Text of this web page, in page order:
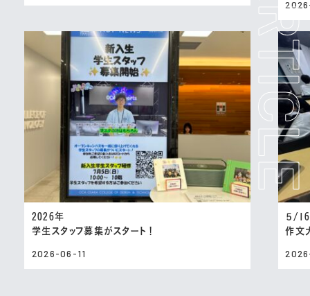
2026年
学生スタッフ募集がスタート！
2026-06-11
５/16
作文